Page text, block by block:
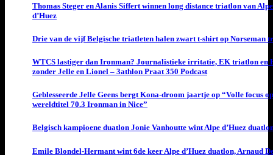
Thomas Steger en Alanis Siffert winnen long distance triatlon van Alpe
d’Huez
Drie van de vijf Belgische triatleten halen zwart t-shirt op Norseman
WTCS lastiger dan Ironman? Journalistieke irritatie, EK triatlon en
zonder Jelle en Lionel – 3athlon Praat 350 Podcast
Geblesseerde Jelle Geens bergt Kona-droom jaartje op “Volle focus
wereldtitel 70.3 Ironman in Nice”
Belgisch kampioene duatlon Jonie Vanhoutte wint Alpe d’Huez
Emile Blondel-Hermant wint 6de keer Alpe d’Huez duatlon, Arnaud